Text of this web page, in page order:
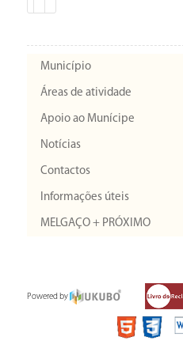
Município
Áreas de atividade
Apoio ao Munícipe
Notícias
Contactos
Informações úteis
MELGAÇO + PRÓXIMO
Powered by